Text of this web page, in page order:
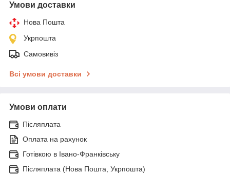
Умови доставки
Нова Пошта
Укрпошта
Самовивіз
Всі умови доставки
Умови оплати
Післяплата
Оплата на рахунок
Готівкою в Івано-Франківську
Післяплата (Нова Пошта, Укрпошта)